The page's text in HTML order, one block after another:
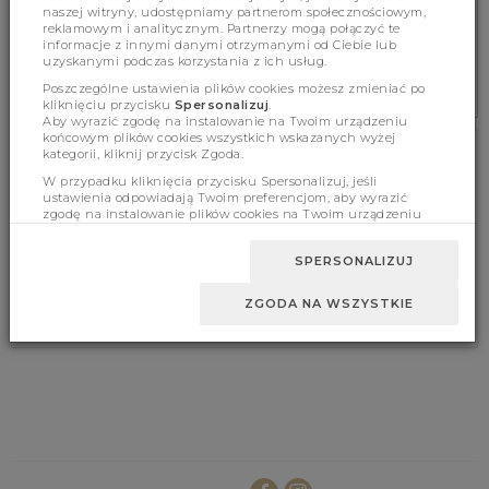
SAFE PAYMENTS
NEWSLETTER
SUBSCRIBE FOR FREE TO THE NEWSLETTER!
naszej witryny, udostępniamy partnerom społecznościowym,
reklamowym i analitycznym. Partnerzy mogą połączyć te
informacje z innymi danymi otrzymanymi od Ciebie lub
uzyskanymi podczas korzystania z ich usług.
Poszczególne ustawienia plików cookies możesz zmieniać po
kliknięciu przycisku Spersonalizuj
Aby wyrazić zgodę na instalowanie na Twoim urządzeniu
końcowym plików cookies wszystkich wskazanych wyżej
kategorii, kliknij przycisk Zgoda.
W przypadku kliknięcia przycisku Spersonalizuj, jeśli
ustawienia odpowiadają Twoim preferencjom, aby wyrazić
zgodę na instalowanie plików cookies na Twoim urządzeniu
SPERSONALIZUJ
ZGODA NA WSZYSTKIE